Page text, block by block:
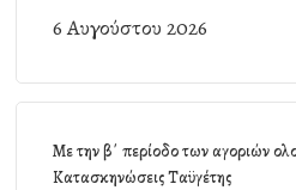
6 Αυγούστου 2026
Με την β΄ περίοδο των αγοριών
Κατασκηνώσεις Ταϋγέτης